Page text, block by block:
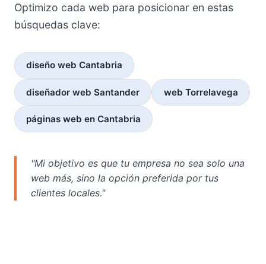
Optimizo cada web para posicionar en estas
búsquedas clave:
diseño web Cantabria
diseñador web Santander web Torrelavega
páginas web en Cantabria
"Mi objetivo es que tu empresa no sea solo una
web más, sino la opción preferida por tus
clientes locales."